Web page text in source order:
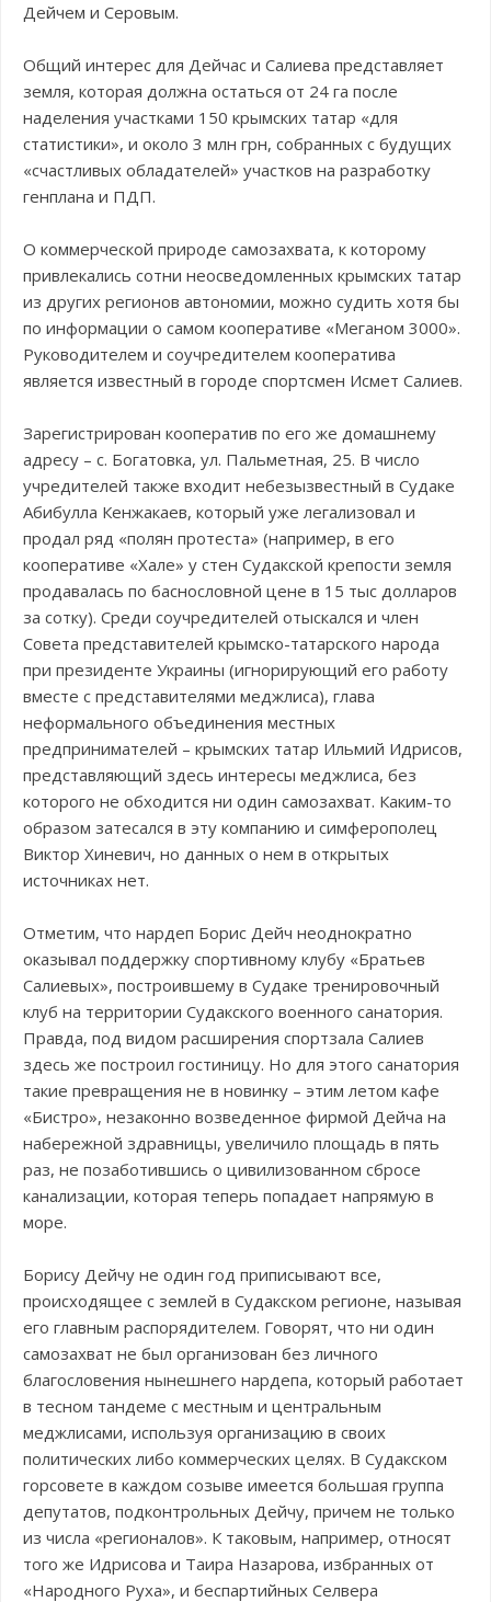
Дейчем и Серовым.
Общий интерес для Дейчас и Салиева представляет
земля, которая должна остаться от 24 га после
наделения участками 150 крымских татар «для
статистики», и около 3 млн грн, собранных с будущих
«счастливых обладателей» участков на разработку
генплана и ПДП.
О коммерческой природе самозахвата, к которому
привлекались сотни неосведомленных крымских татар
из других регионов автономии, можно судить хотя бы
по информации о самом кооперативе «Меганом 3000».
Руководителем и соучредителем кооператива
является известный в городе спортсмен Исмет Салиев.
Зарегистрирован кооператив по его же домашнему
адресу – с. Богатовка, ул. Пальметная, 25. В число
учредителей также входит небезызвестный в Судаке
Абибулла Кенжакаев, который уже легализовал и
продал ряд «полян протеста» (например, в его
кооперативе «Хале» у стен Судакской крепости земля
продавалась по баснословной цене в 15 тыс долларов
за сотку). Среди соучредителей отыскался и член
Совета представителей крымско-татарского народа
при президенте Украины (игнорирующий его работу
вместе с представителями меджлиса), глава
неформального объединения местных
предпринимателей – крымских татар Ильмий Идрисов,
представляющий здесь интересы меджлиса, без
которого не обходится ни один самозахват. Каким-то
образом затесался в эту компанию и симферополец
Виктор Хиневич, но данных о нем в открытых
источниках нет.
Отметим, что нардеп Борис Дейч неоднократно
оказывал поддержку спортивному клубу «Братьев
Салиевых», построившему в Судаке тренировочный
клуб на территории Судакского военного санатория.
Правда, под видом расширения спортзала Салиев
здесь же построил гостиницу. Но для этого санатория
такие превращения не в новинку – этим летом кафе
«Бистро», незаконно возведенное фирмой Дейча на
набережной здравницы, увеличило площадь в пять
раз, не позаботившись о цивилизованном сбросе
канализации, которая теперь попадает напрямую в
море.
Борису Дейчу не один год приписывают все,
происходящее с землей в Судакском регионе, называя
его главным распорядителем. Говорят, что ни один
самозахват не был организован без личного
благословения нынешнего нардепа, который работает
в тесном тандеме с местным и центральным
меджлисами, используя организацию в своих
политических либо коммерческих целях. В Судакском
горсовете в каждом созыве имеется большая группа
депутатов, подконтрольных Дейчу, причем не только
из числа «регионалов». К таковым, например, относят
того же Идрисова и Таира Назарова, избранных от
«Народного Руха», и беспартийных Селвера